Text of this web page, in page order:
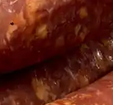
traiteur, j’ai
appris le
goût des
produits
auprès de
mon grand-